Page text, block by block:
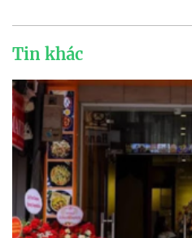
Tin khác